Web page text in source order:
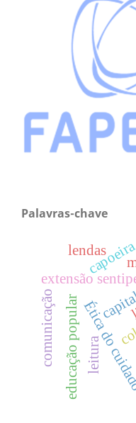
Palavras-chave
extensão
Ética do
educação popular
comunicação leitura
lendas